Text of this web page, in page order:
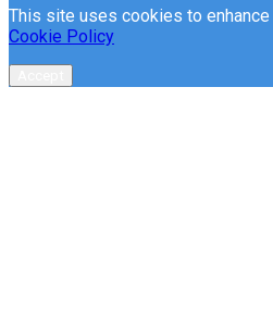
This site uses cookies to
Cookie Policy